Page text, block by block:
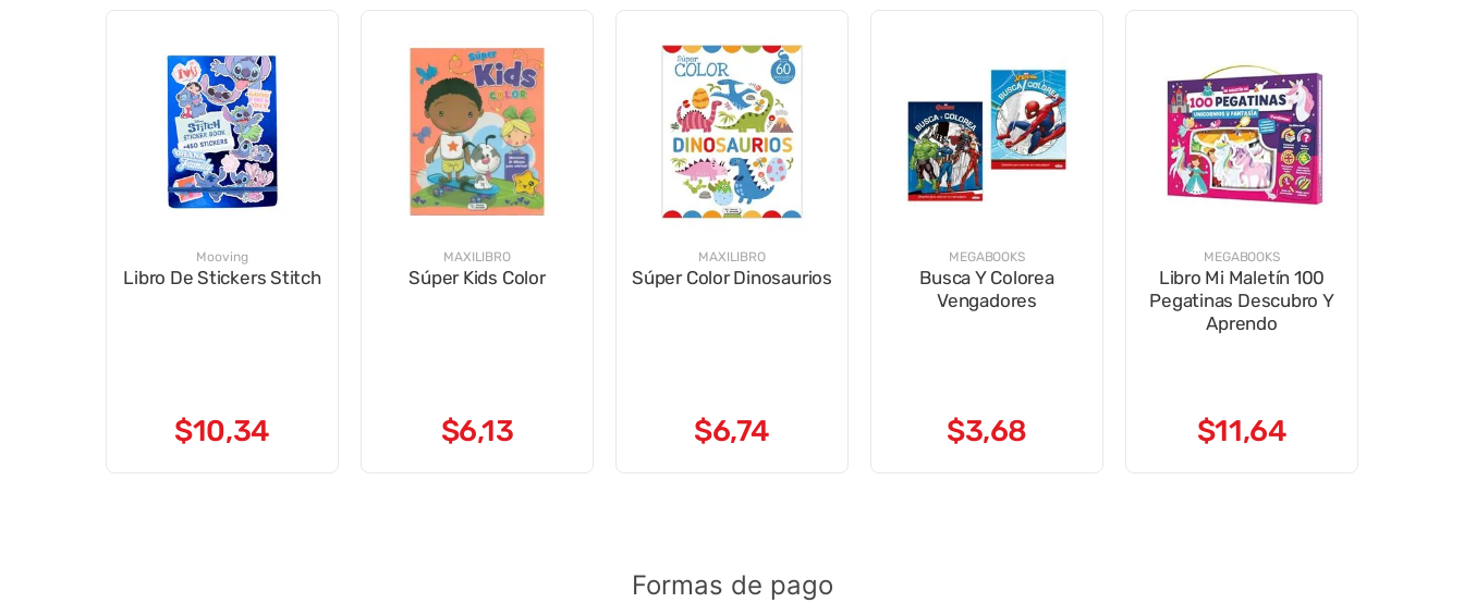
Mooving
Libro De Stickers Stitch
$10,34
MAXILIBRO
Súper Kids Color
$6,13
MAXILIBRO
Súper Color Dinosaurios
$6,74
MEGABOOKS
Busca Y Colorea
Vengadores
$3,68
MEGABOOKS
Libro Mi Maletín 100
Pegatinas Descubro Y
Aprendo
$11,64
Formas de pago